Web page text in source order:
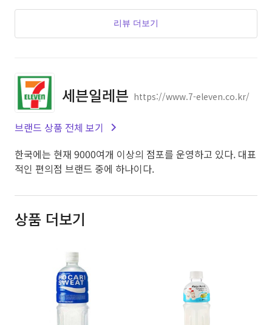
리뷰 더보기
세븐일레븐 https://www.7-eleven.co.kr/
브랜드 상품 전체 보기
한국에는 현재 9000여개 이상의 점포를 운영하고 있다. 대표
적인 편의점 브랜드 중에 하나이다.
상품 더보기